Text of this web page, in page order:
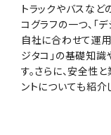
トラックやバスな
コグラフの一つ、「
自社に合わせて運用しなけ
ジタコ」の基礎知識
す。さらに、安全性
ントについても紹介